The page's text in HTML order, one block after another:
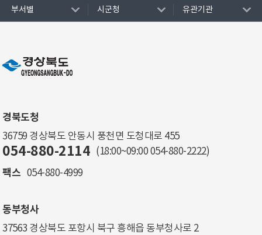
부서별 시군청 유관기관
경북도청
36759 경상북도 안동시 풍천면 도청대로 455
054-880-2114 (18:00~09:00 054-880-2222)
팩스 054-880-4999
동부청사
37563 경상북도 포항시 북구 흥해읍 동부청사로 2